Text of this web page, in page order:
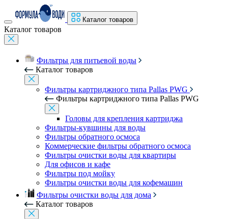
Каталог товаров
Каталог товаров
Фильтры для питьевой воды
Каталог товаров
Фильтры картриджного типа Pallas PWG
Фильтры картриджного типа Pallas PWG
Головы для крепления картриджа
Фильтры-кувшины для воды
Фильтры обратного осмоса
Коммерческие фильтры обратного осмоса
Фильтры очистки воды для квартиры
Для офисов и кафе
Фильтры под мойку
Фильтры очистки воды для кофемашин
Фильтры очистки воды для дома
Каталог товаров